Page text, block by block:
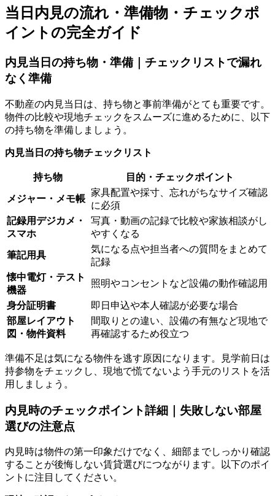
当日内見の流れ・準備物・チェックポ
イントの完全ガイド
内見当日の持ち物・準備｜チェックリストで漏れ
なく準備
不動産の内見当日は、持ち物と事前準備がとても重要です。
物件の比較や現地チェックをスムーズに進めるために、以下
の持ち物を準備しましょう。
内見当日の持ち物チェックリスト
持ち物 目的・チェックポイント
メジャー・メモ帳
家具配置や採寸、忘れがちなサイズ確認
に必須
記録用デジカメ・
スマホ
写真・動画の記録で比較や家族相談がし
やすくなる
筆記用具
気になる点や担当者への質問をまとめて
記録
懐中電灯・テスト
機器
照明やコンセントなど設備の動作確認用
身分証明書
即日申込や本人確認が必要な場合
部屋レイアウト
図・物件資料
間取りとの違い、設備の有無など現地で
再確認するため役立つ
準備不足は気になる物件を逃す原因になります。見学前日は
持参物をチェックし、現地で慌てないよう手元のリストを活
用しましょう。
内見時のチェックポイント詳細｜失敗しない部屋
選びの注意点
内見時は物件の第一印象だけでなく、細部までしっかり確認
することが後悔しない賃貸選びにつながります。以下のポイ
ントに注目してください。